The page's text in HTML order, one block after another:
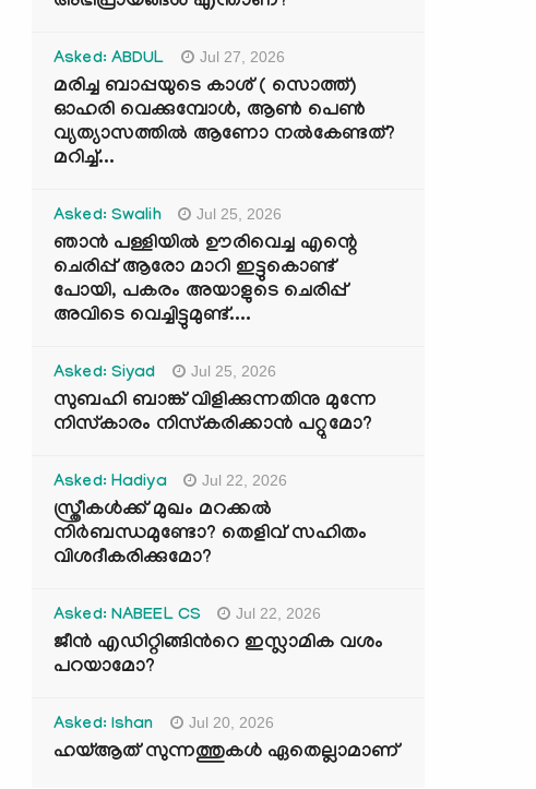
Asked: ABDUL Jul 27, 2026
മരിച്ച ബാപ്പയുടെ കാശ് ( സൊത്ത്)
ഓഹരി വെക്കുമ്പോൾ, ആണ്‍ പെണ്‍
വ്യത്യാസത്തില്‍ ആണോ നല്‍കേണ്ടത്?
മറിച്ച്...
Asked: Swalih Jul 25, 2026
ഞാൻ പള്ളിയിൽ ഊരിവെച്ച എന്റെ
ചെരിപ്പ് ആരോ മാറി ഇട്ടുകൊണ്ട്
പോയി, പകരം അയാളുടെ ചെരിപ്പ്
അവിടെ വെച്ചിട്ടുമുണ്ട്....
Asked: Siyad Jul 25, 2026
സുബഹി ബാങ്ക് വിളിക്കുന്നതിനു മുന്നേ
നിസ്കാരം നിസ്കരിക്കാൻ പറ്റുമോ?
Asked: Hadiya Jul 22, 2026
സ്ത്രീകൾക്ക് മുഖം മറക്കൽ
നിർബന്ധമുണ്ടോ? തെളിവ് സഹിതം
വിശദീകരിക്കുമോ?
Asked: NABEEL CS Jul 22, 2026
ജീൻ എഡിറ്റിങ്ങിന്‍റെ ഇസ്ലാമിക വശം
പറയാമോ?
Asked: Ishan Jul 20, 2026
ഹയ്ആത് സുന്നത്തുകൾ ഏതെല്ലാമാണ്